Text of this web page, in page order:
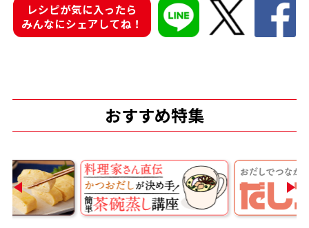
だし粉
レシピが気に入ったら
みんなにシェアしてね！
おすすめ特集